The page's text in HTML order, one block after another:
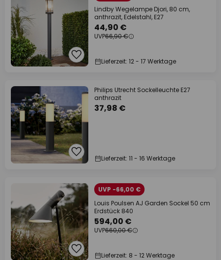
Lindby Wegelampe Djori, 80 cm,
anthrazit, Edelstahl, E27
44,90 €
UVP66,90 €
Lieferzeit: 12 - 17 Werktage
Philips Utrecht Sockelleuchte E27
anthrazit
37,98 €
Lieferzeit: 11 - 16 Werktage
UVP -66,00 €
Louis Poulsen AJ Garden Sockel 50 cm
Erdstück 840
594,00 €
UVP660,00 €
Lieferzeit: 8 - 12 Werktage